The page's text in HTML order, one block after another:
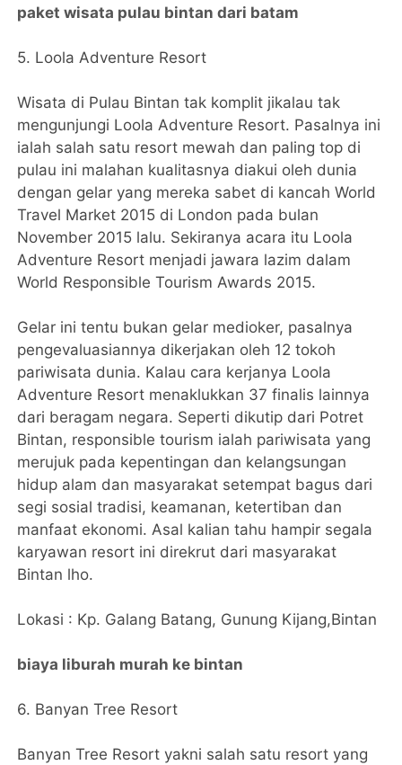
paket wisata pulau bintan dari batam
5. Loola Adventure Resort
Wisata di Pulau Bintan tak komplit jikalau tak
mengunjungi Loola Adventure Resort. Pasalnya ini
ialah salah satu resort mewah dan paling top di
pulau ini malahan kualitasnya diakui oleh dunia
dengan gelar yang mereka sabet di kancah World
Travel Market 2015 di London pada bulan
November 2015 lalu. Sekiranya acara itu Loola
Adventure Resort menjadi jawara lazim dalam
World Responsible Tourism Awards 2015.
Gelar ini tentu bukan gelar medioker, pasalnya
pengevaluasiannya dikerjakan oleh 12 tokoh
pariwisata dunia. Kalau cara kerjanya Loola
Adventure Resort menaklukkan 37 finalis lainnya
dari beragam negara. Seperti dikutip dari Potret
Bintan, responsible tourism ialah pariwisata yang
merujuk pada kepentingan dan kelangsungan
hidup alam dan masyarakat setempat bagus dari
segi sosial tradisi, keamanan, ketertiban dan
manfaat ekonomi. Asal kalian tahu hampir segala
karyawan resort ini direkrut dari masyarakat
Bintan lho.
Lokasi : Kp. Galang Batang, Gunung Kijang,Bintan
biaya liburah murah ke bintan
6. Banyan Tree Resort
Banyan Tree Resort yakni salah satu resort yang